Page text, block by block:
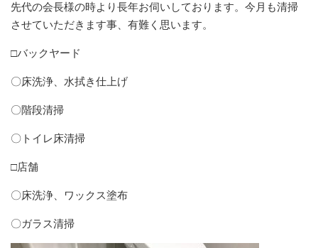
先代の会長様の時より長年お伺いしております。今月も清掃
させていただきます事、有難く思います。
□バックヤード
〇床洗浄、水拭き仕上げ
〇階段清掃
〇トイレ床清掃
□店舗
〇床洗浄、ワックス塗布
〇ガラス清掃